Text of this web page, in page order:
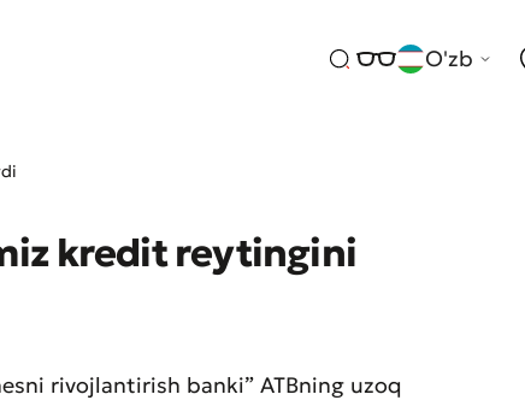
O'zb
kredit reytingini
rivojlantirish banki” ATBning uzoq